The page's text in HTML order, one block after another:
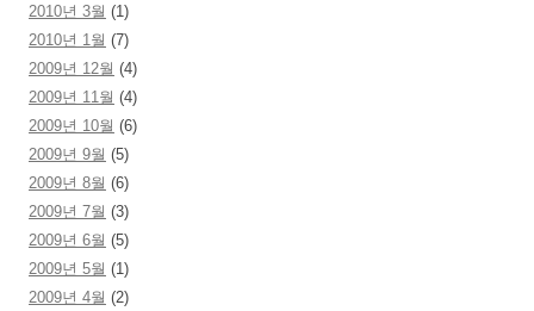
2010년 3월 (1)
2010년 1월 (7)
2009년 12월 (4)
2009년 11월 (4)
2009년 10월 (6)
2009년 9월 (5)
2009년 8월 (6)
2009년 7월 (3)
2009년 6월 (5)
2009년 5월 (1)
2009년 4월 (2)